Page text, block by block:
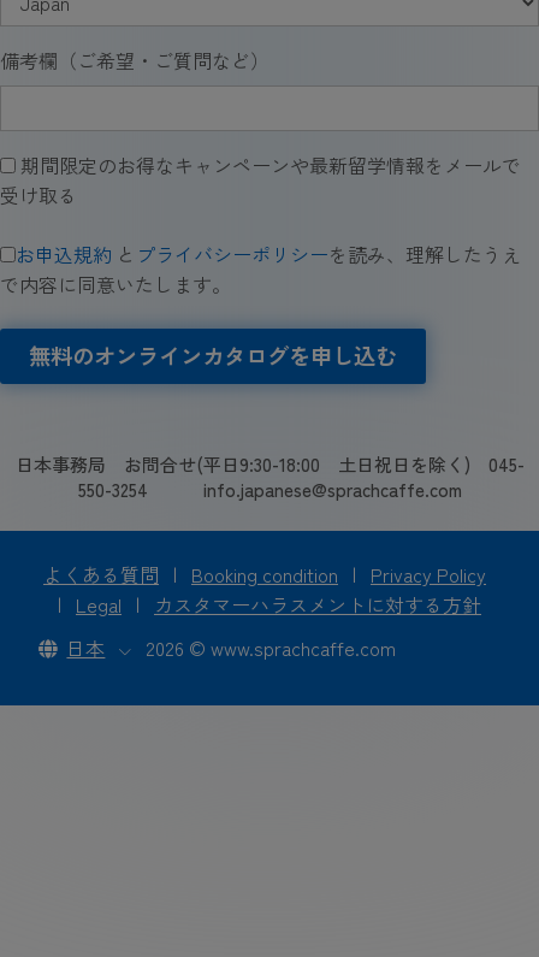
備考欄（ご希望・ご質問など）
受け取る
お申込規約 と プライバシーポリシーを読み、理解したうえ
で内容に同意いたします。
無料のオンラインカタログを申し込む
日本事務局 お問合せ(平日9:30-18:00 土日祝日を除く) 045-
550-3254 info.japanese@sprachcaffe.com
よくある質問 | Booking condition | Privacy Policy
| Legal |
カスタマーハラスメントに対する方針
日本
2026 © www.sprachcaffe.com